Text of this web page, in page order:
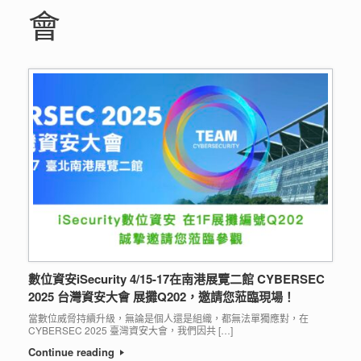
會
數位資安iSecurity 4/15-17在南港展覽二館 CYBERSEC
2025 台灣資安大會 展攤Q202，邀請您蒞臨現場！
當數位威脅持續升級，無論是個人還是組織，都無法單獨應對，在
CYBERSEC 2025 臺灣資安大會，我們因共 […]
Continue reading